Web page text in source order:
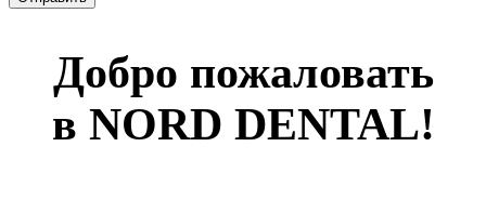
Добро пожаловать
в NORD DENTAL!